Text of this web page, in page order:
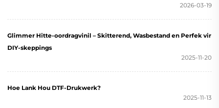
2026-03-19
Glimmer Hitte-oordragvinil – Skitterend, Wasbestand en Perfek vir
DIY-skeppings
2025-11-20
Hoe Lank Hou DTF-Drukwerk?
2025-11-13